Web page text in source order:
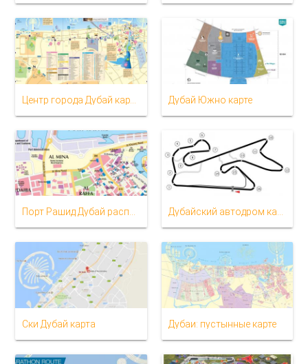
Дубай Южно карте
Порт Рашид Дубай расположение на карте Дубайский автодром карте
Ски Дубай карта Дубаи: пустынные карте